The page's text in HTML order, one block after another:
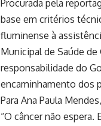
Procurada pela
base em critérios
fluminense à
Municipal de Saúde
responsabilidade do
encaminhamento dos
Para Ana Paula
“O câncer não espera.